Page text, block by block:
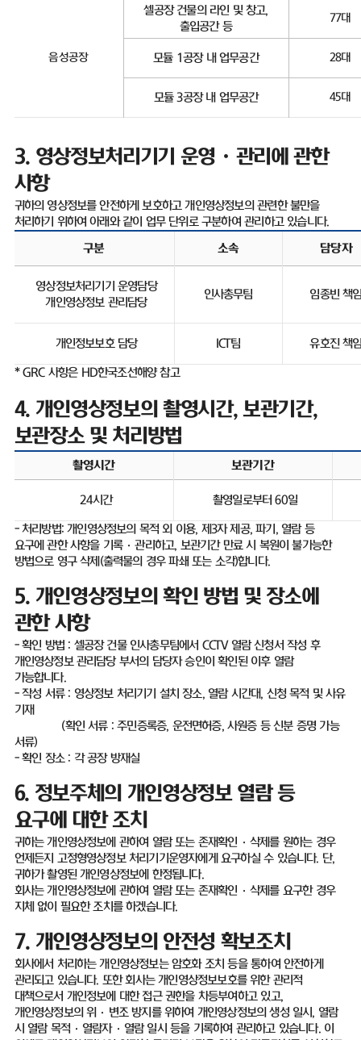
음성공장
셀공장 건물의 라인 및 창고,
출입공간 등
77대
모듈 1공장 내 업무공간 28대
모듈3공장 내 업무공간 45대
3. 영상정보처리기기 운영ㆍ관리에 관한
사항
귀하의 영상정보를 안전하게 보호하고 개인영상정보의 관련한 불만을
처리하기 위하여 아래와 같이 업무 단위로 구분하여 관리하고 있습니다.
구분 소속 담당자
영상정보처리기기 운영담당
개인영상정보 관리담당
인사총무팀 임종빈 책
개인정보보호 담당 ICT팀 유호진 책
* GRC 사항은HD한국조선해양 참고
4. 개인영상정보의 촬영시간, 보관기간,
보관장소 및 처리방법
촬영시간 보관기간
24시간 촬영일로부터60일
-처리방법:개인영상정보의 목적 외 이용, 제 3자 제공,파기 , 열람 등
요구에 관한 사항을 기록·관리하고, 보관기간 만료 시 복원이 불가능한
방법으로 영구 삭제 (출력물의 경우 파쇄 또는 소각)합니다.
5. 개인영상정보의 확인 방법 및 장소에
관한 사항
-확인 방법 : 셀공장 건물 인사총무팀에서 CCTV 열람 신청서 작성 후
개인영상정보 관리담당 부서의 담당자 승인이 확인된 이후 열람
가능합니다.
-작성 서류: 영상정보 처리기기 설치 장소, 열람 시간대, 신청 목적 및 사유
기재
(확인 서류 :주민증록증, 운전면허증, 사원증 등 신분 증명 가능
서류)
-확인 장소 : 각 공장 방재실
6. 정보주체의 개인영상정보 열람 등
요구에 대한 조치
귀하는 개인영상정보에 관하여 열람 또는 존재확인 · 삭제를 원하는 경우
언제든지 고정형영상정보 처리기기운영자에게 요구하실 수 있습니다. 단,
귀하가 촬영된 개인영상정보에 한정됩니다.
회사는 개인영상정보에 관하여 열람 또는 존재확인 · 삭제를 요구한 경우
지체 없이 필요한 조치를 하겠습니다.
7. 개인영상정보의 안전성 확보조치
회사에서 처리하는 개인영상정보는 암호화 조치 등을 통하여 안전하게
관리되고 있습니다. 또한 회사는 개인영상정보보호를 위한 관리적
대책으로서 개인정보에 대한 접근 권한을 차등부여하고 있고,
개인영상정보의 위 · 변조 방지를 위하여 개인영상정보의 생성 일시 , 열람
시 열람 목적·열람자·열람 일시 등을 기록하여 관리하고 있습니다. 이